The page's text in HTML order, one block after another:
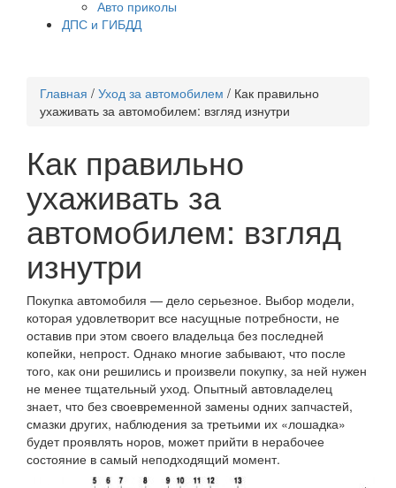
Авто приколы
ДПС и ГИБДД
Главная / Уход за автомобилем / Как правильно
ухаживать за автомобилем: взгляд изнутри
Как правильно
ухаживать за
автомобилем: взгляд
изнутри
Покупка автомобиля — дело серьезное. Выбор модели,
которая удовлетворит все насущные потребности, не
оставив при этом своего владельца без последней
копейки, непрост. Однако многие забывают, что после
того, как они решились и произвели покупку, за ней нужен
не менее тщательный уход. Опытный автовладелец
знает, что без своевременной замены одних запчастей,
смазки других, наблюдения за третьими их «лошадка»
будет проявлять норов, может прийти в нерабочее
состояние в самый неподходящий момент.